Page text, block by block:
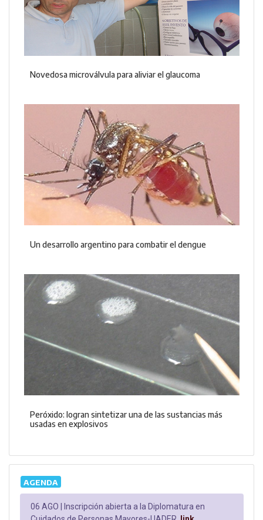
Novedosa microválvula para aliviar el glaucoma
Un desarrollo argentino para combatir el dengue
Peróxido: logran sintetizar una de las sustancias más
usadas en explosivos
AGENDA
06 AGO |
Inscripción abierta a la Diplomatura en